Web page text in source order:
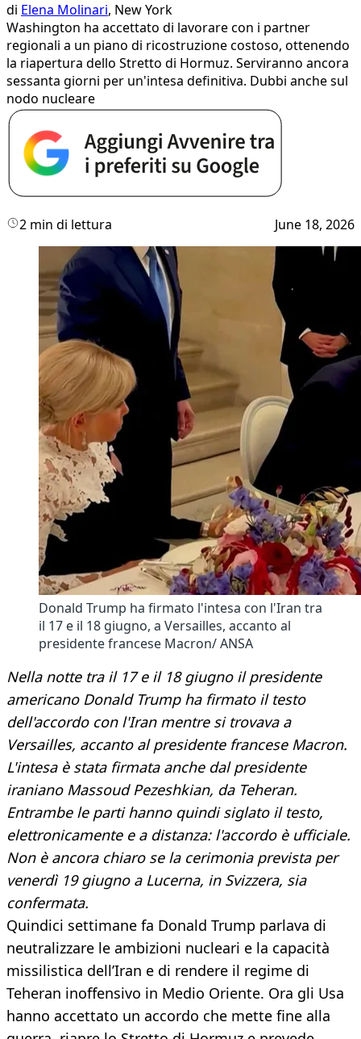
di Elena Molinari, New York
Washington ha accettato di lavorare con i partner
regionali a un piano di ricostruzione costoso, ottenendo
la riapertura dello Stretto di Hormuz. Serviranno ancora
sessanta giorni per un'intesa definitiva. Dubbi anche sul
nodo nucleare
2 min di lettura June 18, 2026
Donald Trump ha firmato l'intesa con l'Iran tra
il 17 e il 18 giugno, a Versailles, accanto al
presidente francese Macron/ ANSA
Nella notte tra il 17 e il 18 giugno il presidente
americano Donald Trump ha firmato il testo
dell'accordo con l'Iran mentre si trovava a
Versailles, accanto al presidente francese Macron.
L'intesa è stata firmata anche dal presidente
iraniano Massoud Pezeshkian, da Teheran.
Entrambe le parti hanno quindi siglato il testo,
elettronicamente e a distanza: l'accordo è ufficiale.
Non è ancora chiaro se la cerimonia prevista per
venerdì 19 giugno a Lucerna, in Svizzera, sia
confermata.
Quindici settimane fa Donald Trump parlava di
neutralizzare le ambizioni nucleari e la capacità
missilistica dell’Iran e di rendere il regime di
Teheran inoffensivo in Medio Oriente. Ora gli Usa
hanno accettato un accordo che mette fine alla